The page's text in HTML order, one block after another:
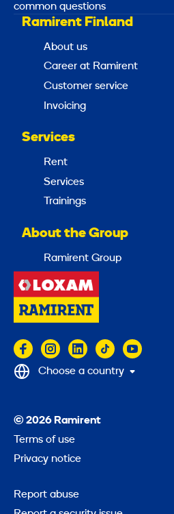
common questions
Ramirent Finland
About us
Career at Ramirent
Customer service
Invoicing
Services
Rent
Services
Trainings
About the Group
Ramirent Group
© 2026 Ramirent
Terms of use
Privacy notice
Report abuse
Choose a country